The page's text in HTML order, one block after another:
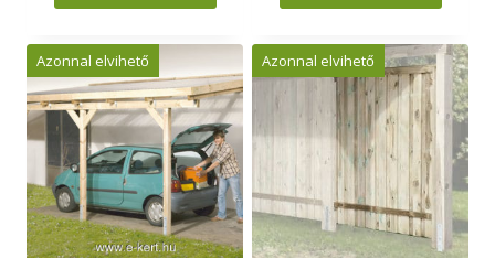
a
terméknek
több
variációja
van.
A
változatok
a
terméknek
több
variációja
van.
A
változatok
Azonnal elvihető Azonnal elvihető